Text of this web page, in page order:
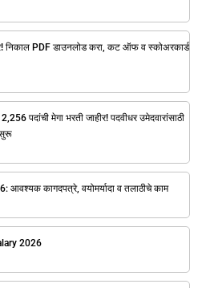
आधारेच सरकारी नोकऱ्यांची नोटिफिकेशन
जाते.
निकाल PDF डाउनलोड करा, कट ऑफ व स्कोअरकार्ड
पदांची मेगा भरती जाहीर! पदवीधर उमेदवारांसाठी
सुरू
कागदपत्रे, वयोमर्यादा व तलाठीचे काम
2026